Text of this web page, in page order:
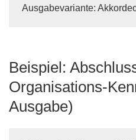
Ausgabevariante:
Beispiel:
Organisations-
Ausgabe)